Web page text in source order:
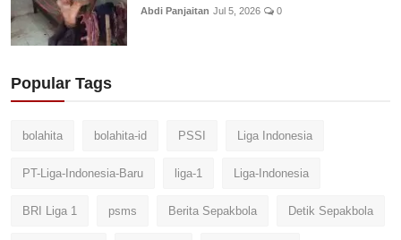
Abdi Panjaitan Jul 5, 2026 0
Popular Tags
bolahita bolahita-id PSSI Liga Indonesia
PT-Liga-Indonesia-Baru liga-1 Liga-Indonesia
BRI Liga 1 psms Berita Sepakbola Detik Sepakbola